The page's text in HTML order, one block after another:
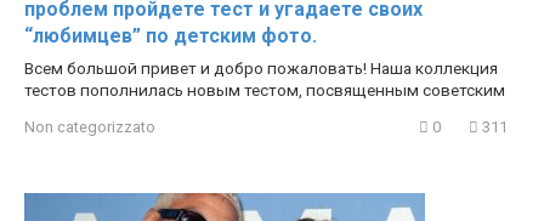
проблем пройдете тест и угадаете своих
“любимцев” по детским фото.
Всем большой привет и добро пожаловать! Наша коллекция
тестов пополнилась новым тестом, посвященным советским
Non categorizzato 0 311